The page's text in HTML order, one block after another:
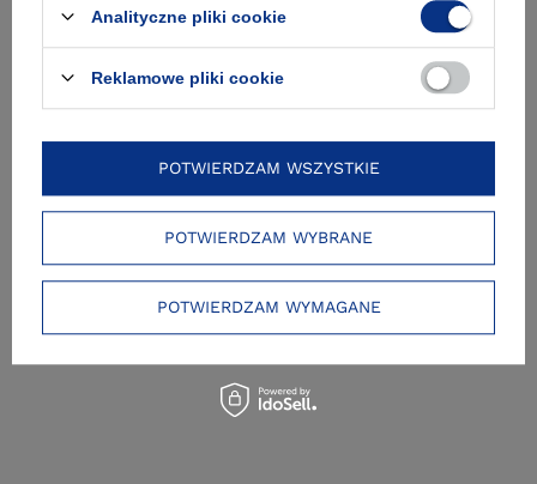
Zobacz też
Analityczne pliki cookie
Reklamowe pliki cookie
POTWIERDZAM WYBRANE
POTWIERDZAM WYMAGANE
POTWIERDZAM WSZYSTKIE